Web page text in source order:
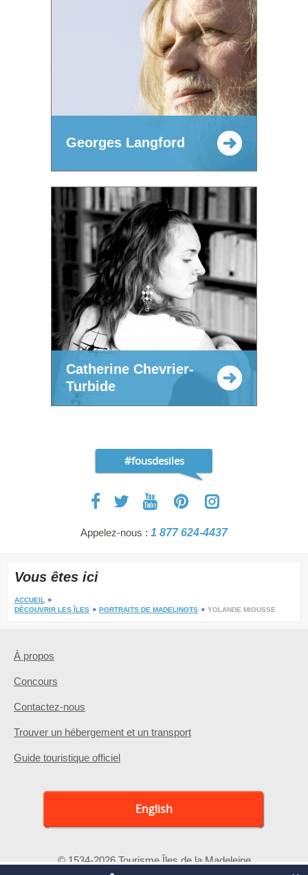
Georges Langford
Catherine Chevrier-
Turbide
#fousdesiles
Appelez-nous : 1 877 624-4437
Vous êtes ici
ACCUEIL
DÉCOUVRIR LES ÎLES
PORTRAITS DE MADELINOTS YOLANDE MIOUSSE
À propos
Concours
Contactez-nous
Trouver un hébergement et un transport
Guide touristique officiel
English
© 1534-2026 Tourisme Îles de la Madeleine